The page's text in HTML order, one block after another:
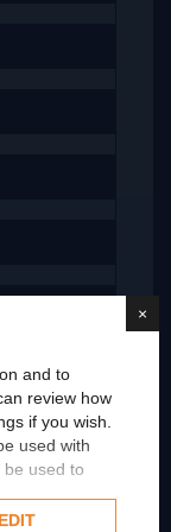
×
and to
review how
if you wish.
used with
used to
toGoogle's
EDIT